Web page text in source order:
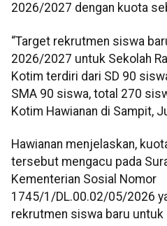
2026/2027 dengan kuota
“Target rekrutmen siswa
2026/2027 untuk Sekolah
Kotim terdiri dari SD 90
SMA 90 siswa, total 270
Kotim Hawianan di Sampit,
Hawianan menjelaskan,
tersebut mengacu pada
Kementerian Sosial Nomor
1745/1/DL.00.02/05/2026
rekrutmen siswa baru untuk